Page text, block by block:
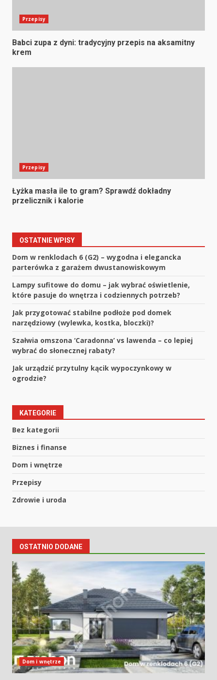
Przepisy
Babci zupa z dyni: tradycyjny przepis na aksamitny
krem
Przepisy
Łyżka masła ile to gram? Sprawdź dokładny
przelicznik i kalorie
OSTATNIE WPISY
Dom w renklodach 6 (G2) – wygodna i elegancka
parterówka z garażem dwustanowiskowym
Lampy sufitowe do domu – jak wybrać oświetlenie,
które pasuje do wnętrza i codziennych potrzeb?
Jak przygotować stabilne podłoże pod domek
narzędziowy (wylewka, kostka, bloczki)?
Szałwia omszona ‘Caradonna’ vs lawenda – co lepiej
wybrać do słonecznej rabaty?
Jak urządzić przytulny kącik wypoczynkowy w
ogrodzie?
KATEGORIE
Bez kategorii
Biznes i finanse
Dom i wnętrze
Przepisy
Zdrowie i uroda
OSTATNIO DODANE
Dom i wnętrze